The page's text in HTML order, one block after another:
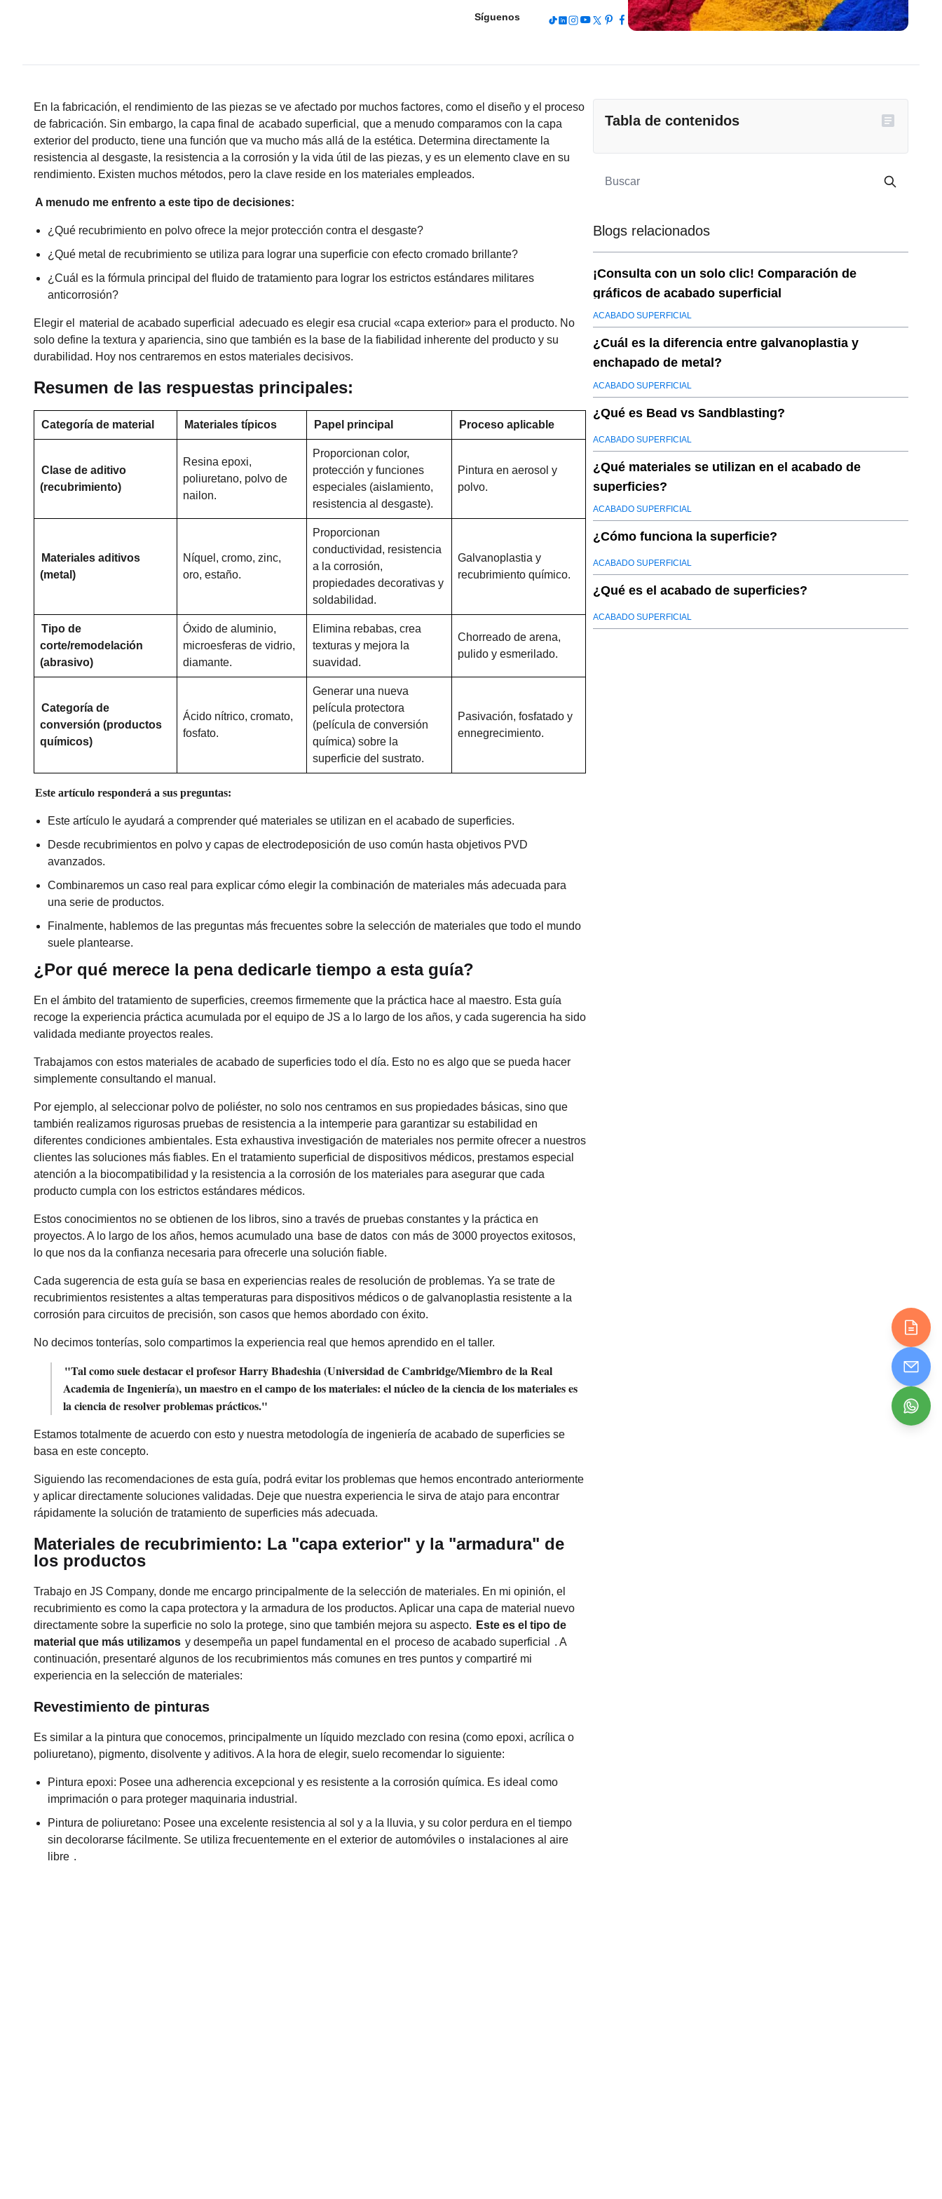
Síguenos
En la fabricación, el rendimiento de las piezas se ve afectado por muchos factores, como el diseño y el proceso
de fabricación. Sin embargo, la capa final de acabado superficial, que a menudo comparamos con la capa
exterior del producto, tiene una función que va mucho más allá de la estética. Determina directamente la
resistencia al desgaste, la resistencia a la corrosión y la vida útil de las piezas, y es un elemento clave en su
rendimiento. Existen muchos métodos, pero la clave reside en los materiales empleados.
A menudo me enfrento a este tipo de decisiones:
¿Qué recubrimiento en polvo ofrece la mejor protección contra el desgaste?
¿Qué metal de recubrimiento se utiliza para lograr una superficie con efecto cromado brillante?
¿Cuál es la fórmula principal del fluido de tratamiento para lograr los estrictos estándares militares
anticorrosión?
Elegir el material de acabado superficial
adecuado es elegir esa crucial «capa exterior» para el producto. No
solo define la textura y apariencia, sino que también es la base de la fiabilidad inherente del producto y su
durabilidad. Hoy nos centraremos en estos materiales decisivos.
Resumen de las respuestas principales:
Categoría de material Materiales típicos Papel principal Proceso aplicable
Clase de aditivo
(recubrimiento)
Resina epoxi,
poliuretano, polvo de
nailon.
Proporcionan color,
protección y funciones
especiales (aislamiento,
resistencia al desgaste).
Pintura en aerosol y
polvo.
Materiales aditivos
(metal)
Níquel, cromo, zinc,
oro, estaño.
Proporcionan
conductividad, resistencia
a la corrosión,
propiedades decorativas y
soldabilidad.
Galvanoplastia y
recubrimiento químico.
Tipo de
corte/remodelación
(abrasivo)
Óxido de aluminio,
microesferas de vidrio,
diamante.
Elimina rebabas, crea
texturas y mejora la
suavidad.
Chorreado de arena,
pulido y esmerilado.
Categoría de
conversión (productos
químicos)
Ácido nítrico, cromato,
fosfato.
Generar una nueva
película protectora
(película de conversión
química) sobre la
superficie del sustrato.
Pasivación, fosfatado y
ennegrecimiento.
Este artículo responderá a sus preguntas:
Este artículo le ayudará a comprender qué materiales se utilizan en el acabado de superficies.
Desde recubrimientos en polvo y capas de electrodeposición de uso común hasta objetivos PVD
avanzados.
Combinaremos un caso real para explicar cómo elegir la combinación de materiales más adecuada para
una serie de productos.
Finalmente, hablemos de las preguntas más frecuentes sobre la selección de materiales que todo el mundo
suele plantearse.
¿Por qué merece la pena dedicarle tiempo a esta guía?
En el ámbito del tratamiento de superficies, creemos firmemente que la práctica hace al maestro. Esta guía
recoge la experiencia práctica acumulada por el equipo de JS a lo largo de los años, y cada sugerencia ha sido
validada mediante proyectos reales.
Trabajamos con estos materiales de acabado de superficies todo el día. Esto no es algo que se pueda hacer
simplemente consultando el manual.
Por ejemplo, al seleccionar polvo de poliéster, no solo nos centramos en sus propiedades básicas, sino que
también realizamos rigurosas pruebas de resistencia a la intemperie para garantizar su estabilidad en
diferentes condiciones ambientales. Esta exhaustiva investigación de materiales nos permite ofrecer a nuestros
clientes las soluciones más fiables. En el tratamiento superficial de dispositivos médicos, prestamos especial
atención a la biocompatibilidad y la resistencia a la corrosión de los materiales para asegurar que cada
producto cumpla con los estrictos estándares médicos.
Estos conocimientos no se obtienen de los libros, sino a través de pruebas constantes y la práctica en
proyectos. A lo largo de los años, hemos acumulado una base de datos con más de 3000 proyectos exitosos,
lo que nos da la confianza necesaria para ofrecerle una solución fiable.
Cada sugerencia de esta guía se basa en experiencias reales de resolución de problemas. Ya se trate de
recubrimientos resistentes a altas temperaturas para dispositivos médicos o de galvanoplastia resistente a la
corrosión para circuitos de precisión, son casos que hemos abordado con éxito.
No decimos tonterías, solo compartimos la experiencia real que hemos aprendido en el taller.
"Tal como suele destacar el profesor Harry Bhadeshia (Universidad de Cambridge/Miembro de la Real
Academia de Ingeniería), un maestro en el campo de los materiales: el núcleo de la ciencia de los materiales es
la ciencia de resolver problemas prácticos."
Estamos totalmente de acuerdo con esto y nuestra metodología de ingeniería de acabado de superficies se
basa en este concepto.
Siguiendo las recomendaciones de esta guía, podrá evitar los problemas que hemos encontrado anteriormente
y aplicar directamente soluciones validadas. Deje que nuestra experiencia le sirva de atajo para encontrar
rápidamente la solución de tratamiento de superficies más adecuada.
Materiales de recubrimiento: La "capa exterior" y la "armadura" de
los productos
Trabajo en JS Company, donde me encargo principalmente de la selección de materiales. En mi opinión, el
recubrimiento es como la capa protectora y la armadura de los productos. Aplicar una capa de material nuevo
directamente sobre la superficie no solo la protege, sino que también mejora su aspecto. Este es el tipo de
material que más utilizamos y desempeña un papel fundamental en el proceso de acabado superficial
. A
continuación, presentaré algunos de los recubrimientos más comunes en tres puntos y compartiré mi
experiencia en la selección de materiales:
Revestimiento de pinturas
Es similar a la pintura que conocemos, principalmente un líquido mezclado con resina (como epoxi, acrílica o
poliuretano), pigmento, disolvente y aditivos. A la hora de elegir, suelo recomendar lo siguiente:
Pintura epoxi: Posee una adherencia excepcional y es resistente a la corrosión química. Es ideal como
imprimación o para proteger maquinaria industrial.
Pintura de poliuretano: Posee una excelente resistencia al sol y a la lluvia, y su color perdura en el tiempo
sin decolorarse fácilmente. Se utiliza frecuentemente en el exterior de automóviles o instalaciones al aire
libre .
Tabla de contenidos
Blogs relacionados
¡Consulta con un solo clic! Comparación de
gráficos de acabado superficial
ACABADO SUPERFICIAL
¿Cuál es la diferencia entre galvanoplastia y
enchapado de metal?
ACABADO SUPERFICIAL
¿Qué es Bead vs Sandblasting?
ACABADO SUPERFICIAL
¿Qué materiales se utilizan en el acabado de
superficies?
ACABADO SUPERFICIAL
¿Cómo funciona la superficie?
ACABADO SUPERFICIAL
¿Qué es el acabado de superficies?
ACABADO SUPERFICIAL